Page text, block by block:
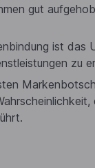
gut
ist das
zu